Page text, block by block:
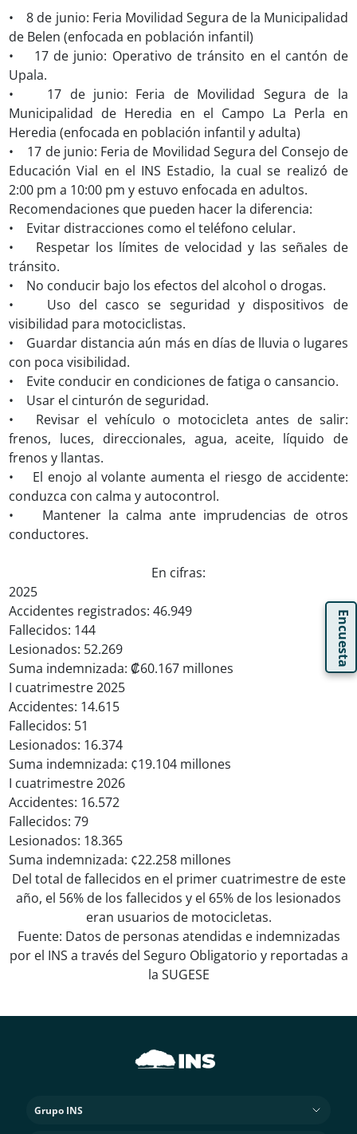
Encuesta
• 8 de junio: Feria Movilidad Segura de la Municipalidad
de Belen (enfocada en población infantil)
• 17 de junio: Operativo de tránsito en el cantón de
Upala.
• 17 de junio: Feria de Movilidad Segura de la
Municipalidad de Heredia en el Campo La Perla en
Heredia (enfocada en población infantil y adulta)
• 17 de junio: Feria de Movilidad Segura del Consejo de
Educación Vial en el INS Estadio, la cual se realizó de
2:00 pm a 10:00 pm y estuvo enfocada en adultos.
Recomendaciones que pueden hacer la diferencia:
• Evitar distracciones como el teléfono celular.
• Respetar los límites de velocidad y las señales de
tránsito.
• No conducir bajo los efectos del alcohol o drogas.
• Uso del casco se seguridad y dispositivos de
visibilidad para motociclistas.
• Guardar distancia aún más en días de lluvia o lugares
con poca visibilidad.
• Evite conducir en condiciones de fatiga o cansancio.
• Usar el cinturón de seguridad.
• Revisar el vehículo o motocicleta antes de salir:
frenos, luces, direccionales, agua, aceite, líquido de
frenos y llantas.
• El enojo al volante aumenta el riesgo de accidente:
conduzca con calma y autocontrol.
• Mantener la calma ante imprudencias de otros
conductores.
En cifras:
2025
Accidentes registrados: 46.949
Fallecidos: 144
Lesionados: 52.269
Suma indemnizada: ₡60.167 millones
I cuatrimestre 2025
Accidentes: 14.615
Fallecidos: 51
Lesionados: 16.374
Suma indemnizada: ¢19.104 millones
I cuatrimestre 2026
Accidentes: 16.572
Fallecidos: 79
Lesionados: 18.365
Suma indemnizada: ¢22.258 millones
Del total de fallecidos en el primer cuatrimestre de este
año, el 56% de los fallecidos y el 65% de los lesionados
eran usuarios de motocicletas.
Fuente: Datos de personas atendidas e indemnizadas
por el INS a través del Seguro Obligatorio y reportadas a
la SUGESE
Grupo INS